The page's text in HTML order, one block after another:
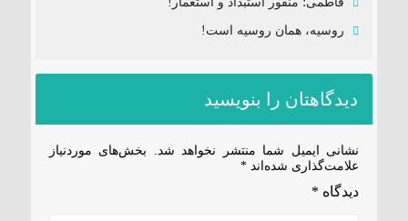
روسیه، همان روسیه است!
دیدگاهتان را بنویسید
نشانی ایمیل شما منتشر نخواهد شد.
بخش‌های موردنیاز
علامت‌گذاری شده‌اند *
دیدگاه *